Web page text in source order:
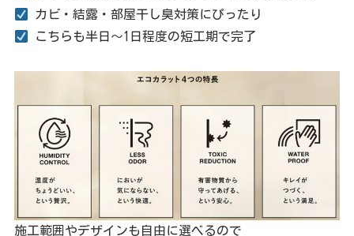
カビ・結露・部屋干し臭対策にぴったり
こちらも半日〜1日程度の短工期で完了
施工範囲やデザインも自由に選べるので